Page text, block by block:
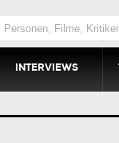
INTERVIEWS